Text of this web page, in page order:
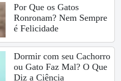
Por Que os Gatos
Ronronam? Nem Sempre
é Felicidade
Dormir com seu Cachorro
ou Gato Faz Mal? O Que
Diz a Ciência